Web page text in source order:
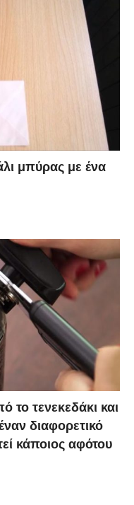
μπύρας με ένα
το τενεκεδάκι και
διαφορετικό
κάποιος αφότου